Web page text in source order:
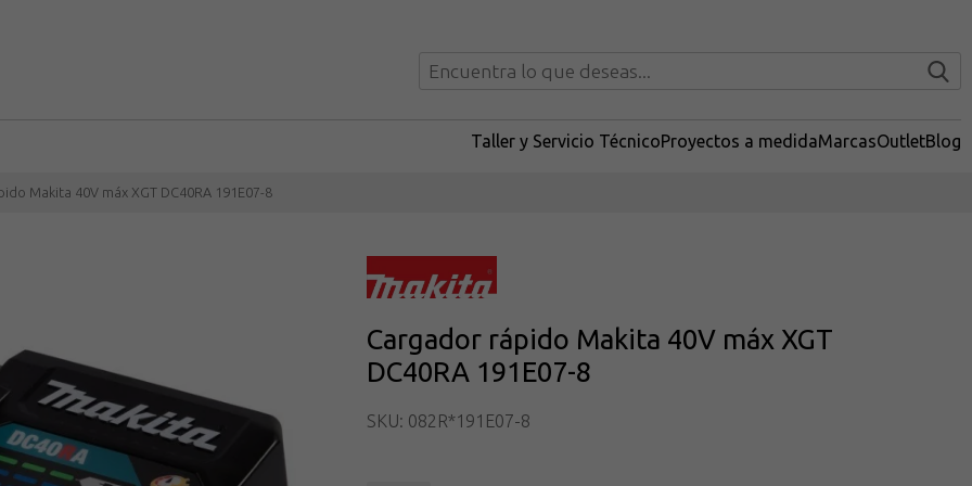
Taller y Servicio TécnicoProyectos a medidaMarcasOutletBlog
Makita 40V máx XGT DC40RA 191E07-8
Cargador rápido Makita 40V máx XGT
DC40RA 191E07-8
SKU: 082R*191E07-8